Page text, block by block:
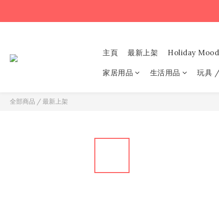
主頁 最新上架 Holiday
家居用品 生活用品 玩具
全部商品 /最新上架